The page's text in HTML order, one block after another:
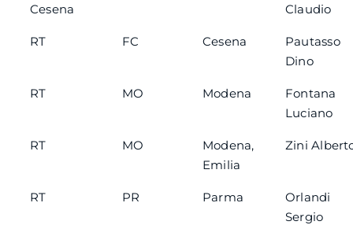
Cesena
Claudio
RT FC Cesena
Pautasso
Dino
RT MO Modena
Fontana
Luciano
RT MO
Modena,
Emilia
Zini
RT PR Parma
Orlandi
Sergio